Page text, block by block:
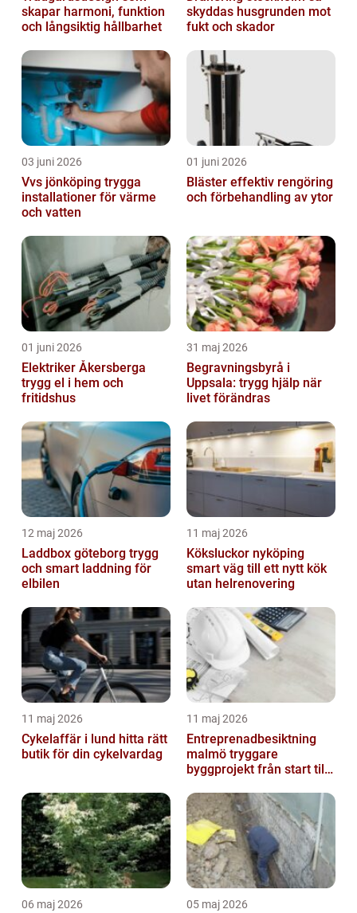
skapar harmoni, funktion
och långsiktig hållbarhet
skyddas husgrunden mot
fukt och skador
03 juni 2026
Vvs jönköping trygga
installationer för värme
och vatten
01 juni 2026
Bläster effektiv rengöring
och förbehandling av ytor
01 juni 2026
Elektriker Åkersberga
trygg el i hem och
fritidshus
31 maj 2026
Begravningsbyrå i
Uppsala: trygg hjälp när
livet förändras
12 maj 2026
Laddbox göteborg trygg
och smart laddning för
elbilen
11 maj 2026
Köksluckor nyköping
smart väg till ett nytt kök
utan helrenovering
11 maj 2026
Cykelaffär i lund hitta rätt
butik för din cykelvardag
11 maj 2026
Entreprenadbesiktning
malmö tryggare
byggprojekt från start till
06 maj 2026 05 maj 2026